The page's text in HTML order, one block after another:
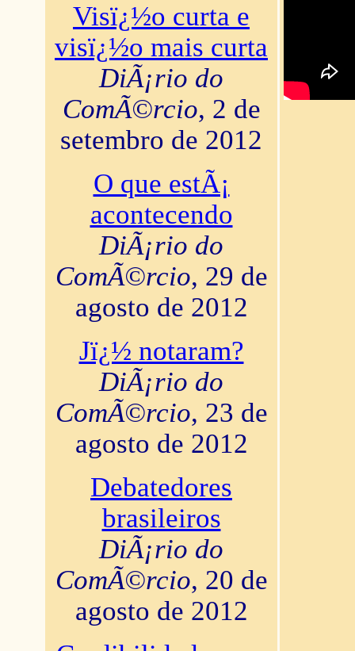
Visï¿½o curta e
visï¿½o mais curta
DiÃ¡rio do
ComÃ©rcio, 2 de
setembro de 2012
O que estÃ¡
acontecendo
DiÃ¡rio do
ComÃ©rcio, 29 de
agosto de 2012
Jï¿½ notaram?
DiÃ¡rio do
ComÃ©rcio, 23 de
agosto de 2012
Debatedores
brasileiros
DiÃ¡rio do
ComÃ©rcio, 20 de
agosto de 2012